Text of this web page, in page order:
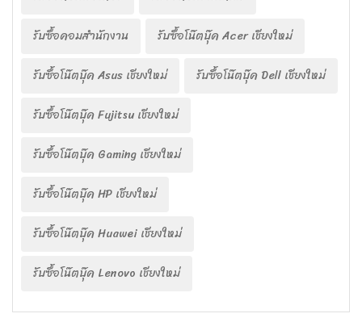
รับซื้อคอมสำนักงาน
รับซื้อโน๊ตบุ๊ค Acer เชียงใหม่
รับซื้อโน๊ตบุ๊ค Asus เชียงใหม่
รับซื้อโน๊ตบุ๊ค Dell เชียงใหม่
รับซื้อโน๊ตบุ๊ค Fujitsu เชียงใหม่
รับซื้อโน๊ตบุ๊ค Gaming เชียงใหม่
รับซื้อโน๊ตบุ๊ค HP เชียงใหม่
รับซื้อโน๊ตบุ๊ค Huawei เชียงใหม่
รับซื้อโน๊ตบุ๊ค Lenovo เชียงใหม่